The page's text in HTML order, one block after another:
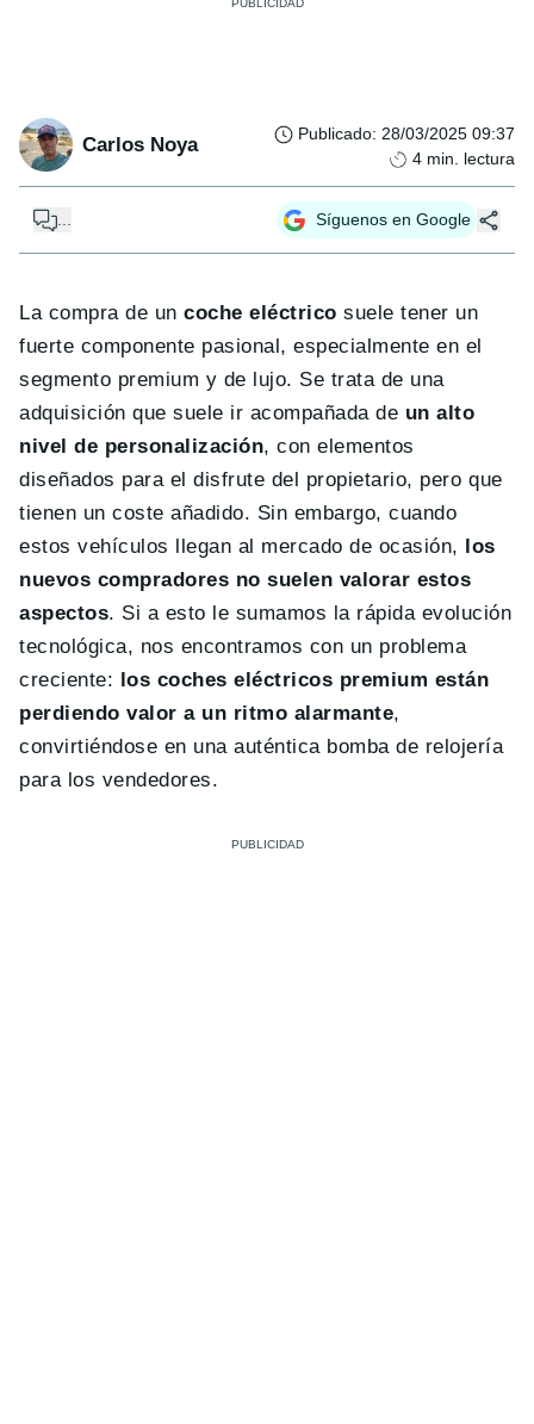
Carlos Noya Publicado: 28/03/2025 09:37
4 min. lectura
Síguenos en Google
La compra de uncoche eléctrico suele tener un
fuerte componente pasional, especialmente en el
segmento premium y de lujo. Se trata de una
adquisición que suele ir acompañada de un alto
nivel de personalización, con elementos
diseñados para el disfrute del propietario, pero que
tienen un coste añadido. Sin embargo, cuando
estos vehículos llegan al mercado de ocasión, los
nuevos compradores no suelen valorar estos
aspectos. Si a esto le sumamos la rápida evolución
tecnológica, nos encontramos con un problema
creciente: los coches eléctricos premium están
perdiendo valor a un ritmo alarmante,
convirtiéndose en una auténtica bomba de relojería
para los vendedores.